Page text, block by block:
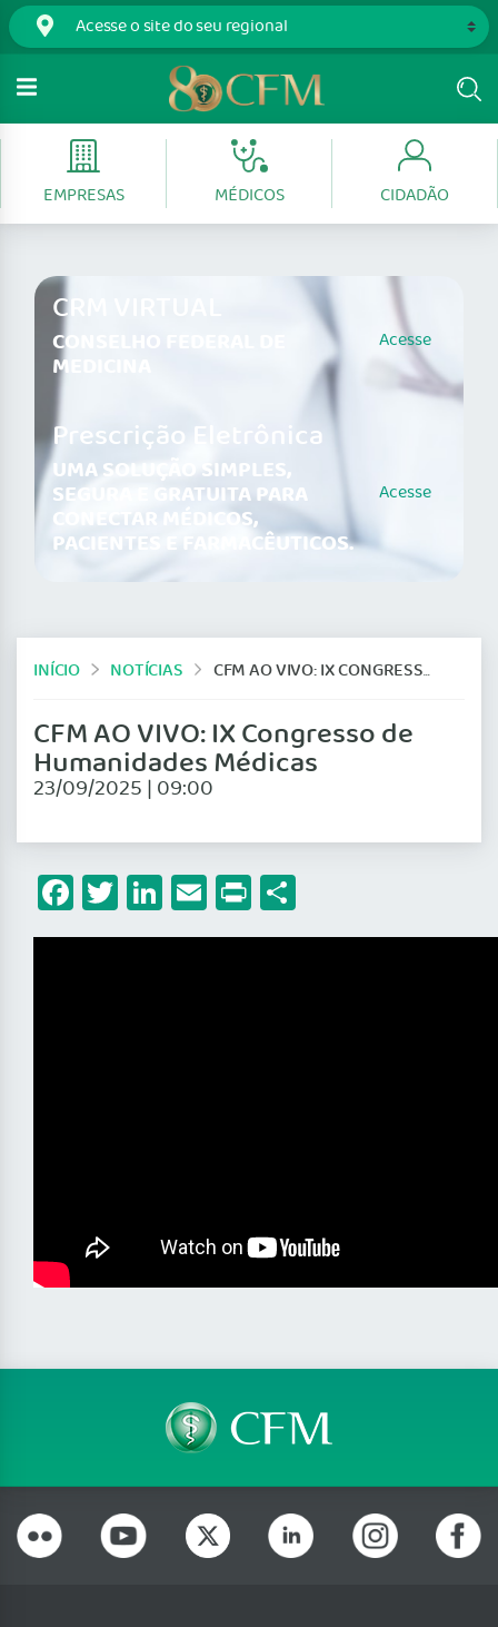
EMPRESAS MÉDICOS CIDADÃO
CRM VIRTUAL
CONSELHO FEDERAL DE
MEDICINA
Acesse
Prescrição Eletrônica
UMA SOLUÇÃO SIMPLES,
SEGURA E GRATUITA PARA
CONECTAR MÉDICOS,
PACIENTES E FARMACÊUTICOS.
Acesse
INÍCIO NOTÍCIAS CFM AO VIVO: IX CONGRESSO DE HUMANIDADES MÉDICAS
CFM AO VIVO: IX Congresso de
Humanidades Médicas
23/09/2025 | 09:00
Facebook
Twitter
LinkedIn
Email
Print